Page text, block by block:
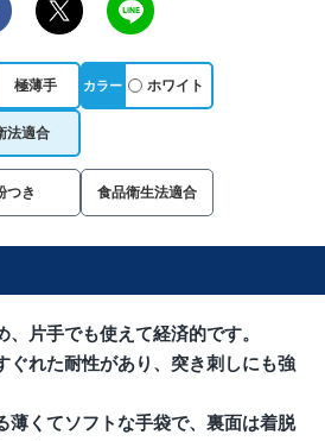
極薄手 カラー ホワイト
法適合
つき 食品衛生法適合
、片手でも使えて経済的です。
ぐれた耐性があり、突き刺しにも強
薄くてソフトな手袋で、裏面は着脱